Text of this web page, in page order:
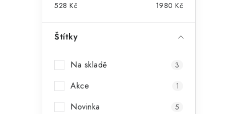
528 Kč 1980 Kč
Štítky
Na skladě 3
Akce 1
Novinka 5